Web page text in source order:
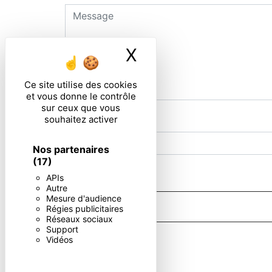
Ce site utilise des cookies
et vous donne le contrôle
sur ceux que vous
souhaitez activer
Nos partenaires
(17)
APIs
Autre
Mesure d'audience
Régies publicitaires
Réseaux sociaux
Support
Vidéos
X
Combien font huit plus trois
** Les données personnelles communiquées sont